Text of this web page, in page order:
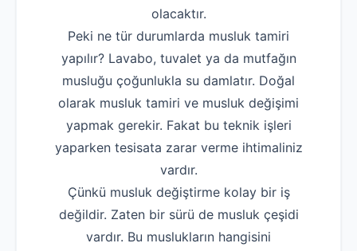
olacaktır.
Peki ne tür durumlarda musluk tamiri
yapılır? Lavabo, tuvalet ya da mutfağın
musluğu çoğunlukla su damlatır. Doğal
olarak musluk tamiri ve musluk değişimi
yapmak gerekir. Fakat bu teknik işleri
yaparken tesisata zarar verme ihtimaliniz
vardır.
Çünkü musluk değiştirme kolay bir iş
değildir. Zaten bir sürü de musluk çeşidi
vardır. Bu muslukların hangisini